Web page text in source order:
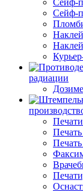
Сейф-
Сейф-
радиации